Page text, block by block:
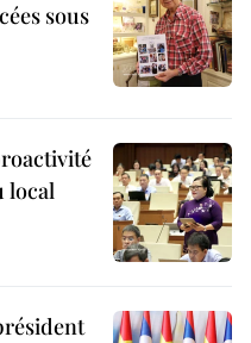
sous
local